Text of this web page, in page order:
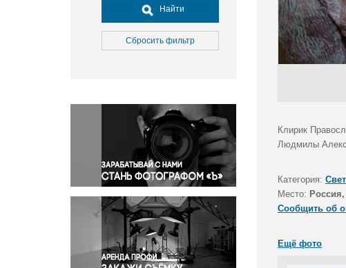
Досуг, туризм и отдых
Культура
Медицина
Окружающая среда
Политика
Правосудие
Происшествия и конфликты
Религия
Светская жизнь
Спорт
Экология
Экономика и бизнес
Найти
Сбросить фильтр
Клирик
Людмилы
Категория:
Место:
Сообщить об
Ещё фото